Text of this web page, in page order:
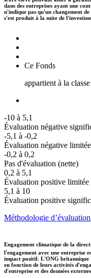
dans des entreprises ayant une
n'indique pas qu'un changement
s'est produit à la suite de
Ce Fonds
appartient à la
-10 à 5,1
Évaluation négative
-5,1 à -0,2
Évaluation négative limitée
-0,2 à 0,2
Pas d'évaluation (nette)
0,2 à 5,1
Évaluation positive limitée
5,1 à 10
Évaluation positive
Méthodologie
Engagement climatique de la
l'engagement avec une entreprise
impact positif. L'ONG britannique
en fonction de leurs activités
d'entreprise et des données